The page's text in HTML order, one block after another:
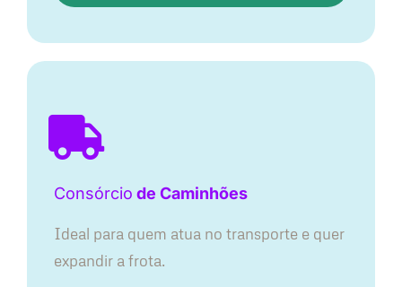
Consórcio de Caminhões
Ideal para quem atua no transporte e quer
expandir a frota.